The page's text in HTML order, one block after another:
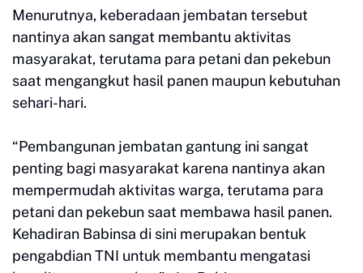
Menurutnya, keberadaan jembatan tersebut
nantinya akan sangat membantu aktivitas
masyarakat, terutama para petani dan pekebun
saat mengangkut hasil panen maupun kebutuhan
sehari-hari.
“Pembangunan jembatan gantung ini sangat
penting bagi masyarakat karena nantinya akan
mempermudah aktivitas warga, terutama para
petani dan pekebun saat membawa hasil panen.
Kehadiran Babinsa di sini merupakan bentuk
pengabdian TNI untuk membantu mengatasi